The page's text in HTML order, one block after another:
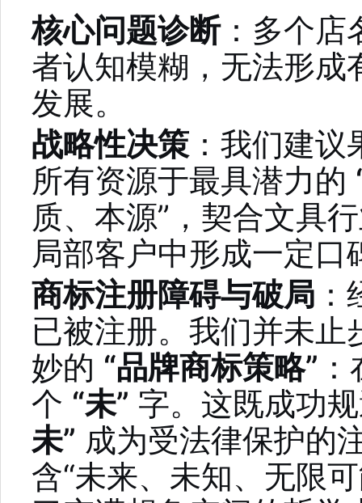
核心问题诊断：多个店
者认知模糊，无法形成
发展。
战略性决策 ：我们建
所有资源于最具潜力的
质、本源”，契合文具
局部客户中形成一定口
商标注册障碍与破局
已被注册。我们并未
妙的 “品牌商标策略”
个 “未” 字。这既成功
未” 成为受法律保护的
含“未来、未知、无限